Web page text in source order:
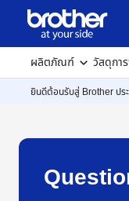
ผลิตภัณฑ์ วัสดุกา
ยินดีต้อนรับสู่ Brother ปร